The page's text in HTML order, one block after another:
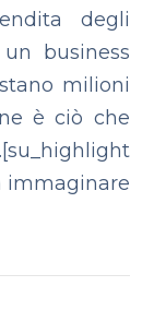
degli
business
milioni
è ciò che
immaginare